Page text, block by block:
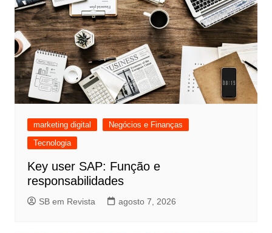
marketing digital
Negócios e Finanças
Tecnologia
Key user SAP: Função e
responsabilidades
SB em Revista agosto 7, 2026